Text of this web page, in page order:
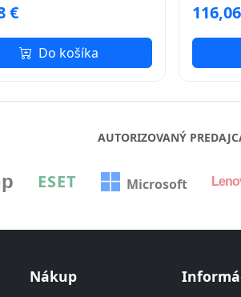
€
Do košíka
AUTORIZOVANÝ
ESET Microsoft
Nákup